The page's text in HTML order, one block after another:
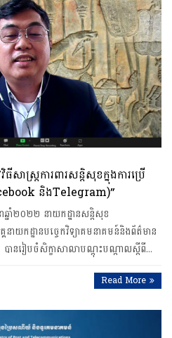
ាស្ត្រការពារសន្តិសុខក្នុងការប្រើ
និងTelegram)”
ឆ្នាំ២០២២ នាយកដ្ឋានសន្តិសុខ
ាយកដ្ឋានបច្ចេកវិទ្យាគមនាគមន៍និងព័ត៌មាន
នរៀបចំសិក្ខាសាលាបណ្តុះបណ្តាលស្តីពី…
Read More